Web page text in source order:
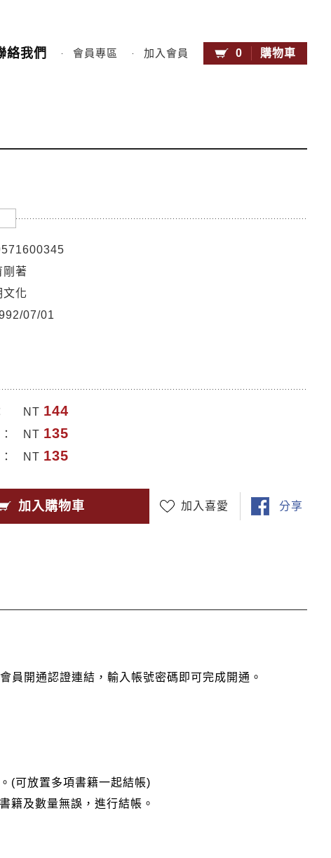
絡我們 會員專區 加入會員 0 購物車
著
文化
07/01
NT 144
NT 135
NT 135
加入購物車 加入喜愛 分享
員開通認證連結，輸入帳號密碼即可完成開通。
(可放置多項書籍一起結帳)
籍及數量無誤，進行結帳。